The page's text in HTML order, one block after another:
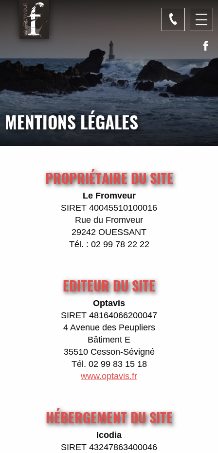
MENTIONS LÉGALES
PROPRIÉTAIRE DU SITE
Le Fromveur
SIRET 40045510100016
Rue du Fromveur
29242 OUESSANT
Tél. : 02 99 78 22 22
EDITEUR DU SITE
Optavis
SIRET 48164066200047
4 Avenue des Peupliers
Bâtiment E
35510 Cesson-Sévigné
Tél. 02 99 83 15 18
www.optavis.fr
HÉBERGEMENT DU SITE
Icodia
SIRET 43247863400046
Panneau de gestion des cookies